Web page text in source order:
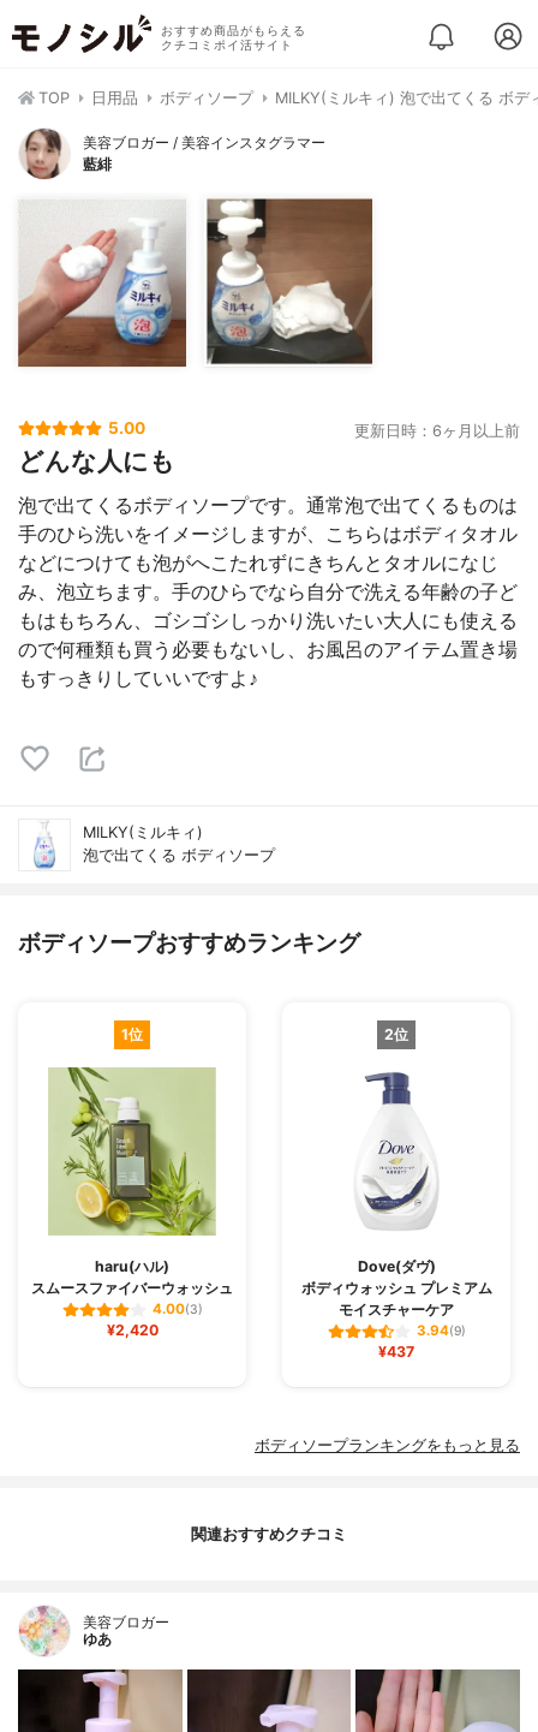
おすすめ商品がもらえる
クチコミポイ活サイト
TOP 日用品 ボディソープ MILKY(ミルキィ) 泡で出てくる ボデ
美容ブロガー / 美容インスタグラマー
藍緋
5.00 更新日時：6ヶ月以上前
どんな人にも
泡で出てくるボディソープです。通常泡で出てくるものは
手のひら洗いをイメージしますが、こちらはボディタオル
などにつけても泡がへこたれずにきちんとタオルになじ
み、泡立ちます。手のひらでなら自分で洗える年齢の子ど
もはもちろん、ゴシゴシしっかり洗いたい大人にも使える
ので何種類も買う必要もないし、お風呂のアイテム置き場
もすっきりしていいですよ♪
MILKY(ミルキィ)
泡で出てくる ボディソープ
ボディソープおすすめランキング
1位
haru(ハル)
スムースファイバーウォッシュ
4.00(3)
¥2,420
2位
Dove(ダヴ)
ボディウォッシュ プレミアム
モイスチャーケア
3.94(9)
¥437
ボディソープランキングをもっと見る
関連おすすめクチコミ
美容ブロガー
ゆあ